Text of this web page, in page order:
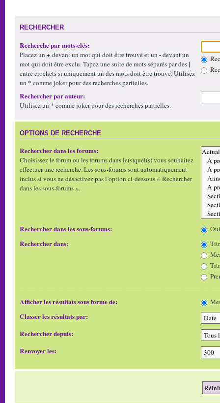
RECHERCHER
Recherche par mots-clés:
Placez un + devant un mot qui doit être trouvé et un -devant un
mot qui doit être exclu. Tapez une suite de mots séparés par des|
entre crochets si uniquement un des mots doit être trouvé. Utilisez
un * comme joker pour des recherches partielles.
Rechercher par auteur:
Utilisez un * comme joker pour des recherches partielles.
OPTIONS DE RECHERCHE
Rechercher dans les forums:
Choisissez le forum ou les forums dans le(s)quel(s) vous souhaitez
effectuer une recherche. Les sous-forums sont automatiquement
inclus si vous ne désactivez pas l’option ci-dessous « Rechercher
dans les sous-forums ».
Rechercher dans les sous-forums: Oui
Rechercher dans:
Afficher les résultats sous forme de:
Classer les résultats par:
Rechercher depuis:
Renvoyer les: